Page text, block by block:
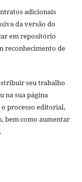
adicionais
da versão do
em repositório
reconhecimento de
seu trabalho
na sua página
processo editorial,
bem como aumentar